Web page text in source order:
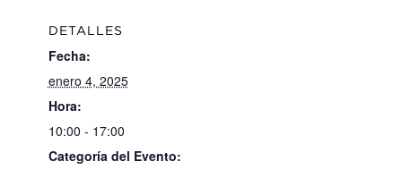
DETALLES
Fecha:
enero 4, 2025
Hora:
10:00 - 17:00
Categoría del Evento: